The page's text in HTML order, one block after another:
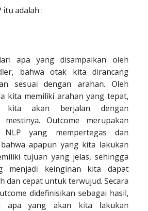
itu adalah :
apa yang disampaikan oleh
bahwa otak kita dirancang
sesuai dengan arahan. Oleh
kita memiliki arahan yang tepat,
kita akan berjalan dengan
mestinya. Outcome merupakan
yang mempertegas dan
apapun yang kita lakukan
tujuan yang jelas, sehingga
menjadi keinginan kita dapat
dan cepat untuk terwujud. Secara
didefinisikan sebagai hasil,
apa yang akan kita lakukan